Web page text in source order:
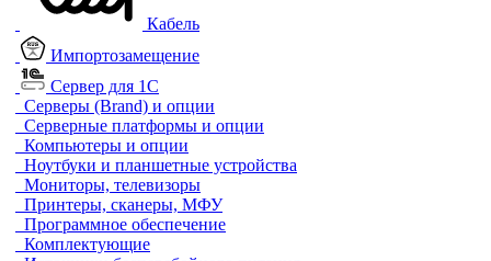
Кабель
Импортозамещение
Сервер для 1С
Серверы (Brand) и опции
Серверные платформы и опции
Компьютеры и опции
Ноутбуки и планшетные устройства
Мониторы, телевизоры
Принтеры, сканеры, МФУ
Программное обеспечение
Комплектующие